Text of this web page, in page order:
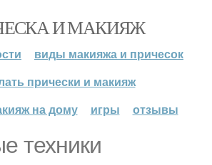
И МАКИЯЖ
виды макияжа и причесок
прически и макияж
на дому
игры отзывы
техники